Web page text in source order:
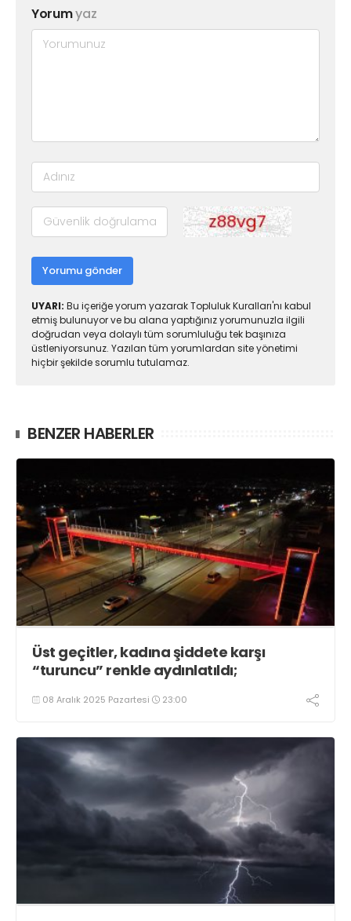
Yorumyaz
Yorumu gönder
UYARI: Bu içeriğe yorum yazarak Topluluk Kuralları'nı kabul
etmiş bulunuyor ve bu alana yaptığınız yorumunuzla ilgili
doğrudan veya dolaylı tüm sorumluluğu tek başınıza
üstleniyorsunuz. Yazılan tüm yorumlardan site yönetimi
hiçbir şekilde sorumlu tutulamaz.
BENZER HABERLER
Üst geçitler, kadına şiddete karşı
“turuncu” renkle aydınlatıldı;
08 Aralık 2025 Pazartesi 23:00